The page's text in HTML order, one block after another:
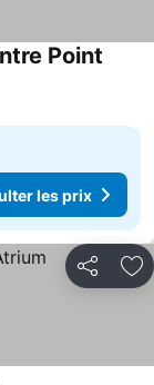
les prix
Point
les prix
Partager